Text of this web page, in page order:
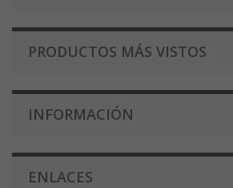
PRODUCTOS MÁS VISTOS
INFORMACIÓN
ENLACES